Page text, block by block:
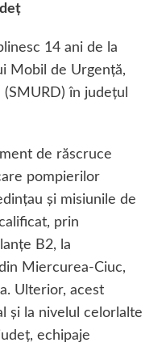
14 ani de la
Mobil de Urgenţă,
în judeţul
de răscruce
pompierilor
şi misiunile de
prin
B2, la
Miercurea-Ciuc,
Ulterior, acest
şi la nivelul celorlalte
echipaje